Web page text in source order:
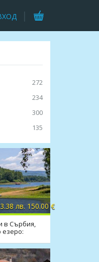
272
234
300
135
лв. 150.00 €
в Сърбия,
езеро: